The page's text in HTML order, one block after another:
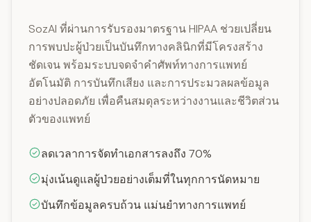
SozAI ที่ผ่านการรับรองมาตรฐาน HIPAA ช่วยเปลี่ยน
การพบปะผู้ป่วยเป็นบันทึกทางคลินิกที่มีโครงสร้าง
ชัดเจน พร้อมระบบจดจำคำศัพท์ทางการแพทย์
อัตโนมัติ การบันทึกเสียง และการประมวลผลข้อมูล
อย่างปลอดภัย เพื่อคืนสมดุลระหว่างงานและชีวิตส่วน
ตัวของแพทย์
ลดเวลาการจัดทำเอกสารลงถึง 70%
มุ่งเน้นดูแลผู้ป่วยอย่างเต็มที่ในทุกการนัดหมาย
บันทึกข้อมูลครบถ้วน แม่นยำทางการแพทย์